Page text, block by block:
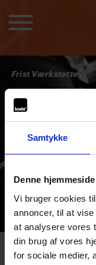
Samtykke
Denne
Vi bruger cookies
annoncer, til at
at analysere vores
din brug af vores
for sociale medier,
Frist Værkstøtte
02. februar 2026